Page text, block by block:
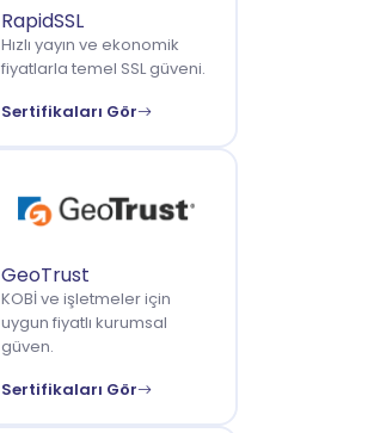
RapidSSL
Hızlı yayın ve ekonomik
fiyatlarla temel SSL güveni.
Sertifikaları Gör
GeoTrust
KOBİ ve işletmeler için
uygun fiyatlı kurumsal
güven.
Sertifikaları Gör